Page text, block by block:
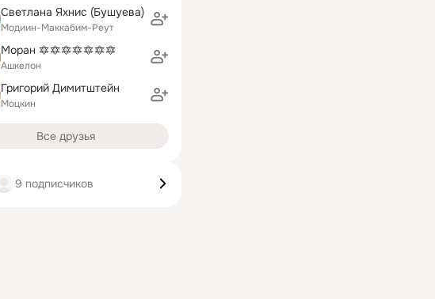
Светлана Яхнис (Бушуева)
Модиин-Маккабим-Реут
Моран 🔯🔯🔯🔯🔯🔯🔯
Ашкелон
Григорий Димитштейн
Моцкин
Все друзья
9 подписчиков